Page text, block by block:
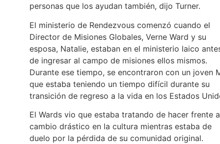
personas que los ayudan también, dijo Turner.
El ministerio de Rendezvous comenzó cuando el
Director de Misiones Globales, Verne Ward y su
esposa, Natalie, estaban en el ministerio laico
de ingresar al campo de misiones ellos mismos.
Durante ese tiempo, se encontraron con un joven
que estaba teniendo un tiempo difícil durante su
transición de regreso a la vida en los Estados
El Wards vio que estaba tratando de hacer frente
cambio drástico en la cultura mientras estaba de
duelo por la pérdida de su comunidad original.